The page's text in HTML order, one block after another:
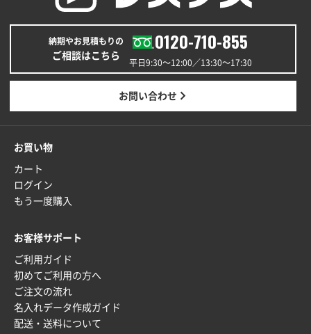
納期やお見積もりの
ご相談はこちら
0120-710-855
平日9:30〜12:00／13:30〜17:30
お問い合わせ
お買い物
カート
ログイン
もう一度購入
お客様サポート
ご利用ガイド
初めてご利用の方へ
ご注文の流れ
名入れデータ作成ガイド
配送・送料について